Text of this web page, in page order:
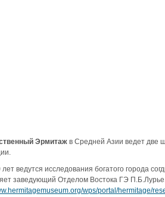
Эрмитаж в Средней Азии ведет две
лет ведутся исследования богатого города
заведующий Отделом Востока ГЭ
wps/portal/hermitage/